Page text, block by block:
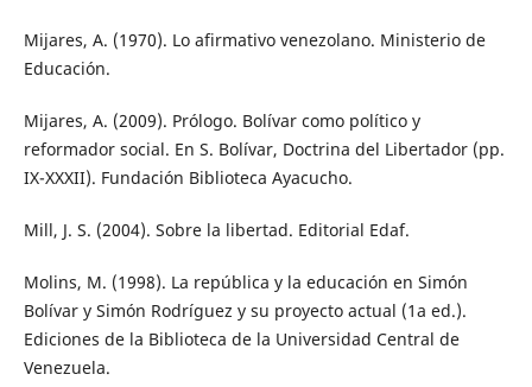
Mijares, A. (1970). Lo afirmativo venezolano. Ministerio de
Educación.
Mijares, A. (2009). Prólogo. Bolívar como político y
reformador social. En S. Bolívar, Doctrina del Libertador (pp.
IX-XXXII). Fundación Biblioteca Ayacucho.
Mill, J. S. (2004). Sobre la libertad. Editorial Edaf.
Molins, M. (1998). La república y la educación en Simón
Bolívar y Simón Rodríguez y su proyecto actual (1a ed.).
Ediciones de la Biblioteca de la Universidad Central de
Venezuela.